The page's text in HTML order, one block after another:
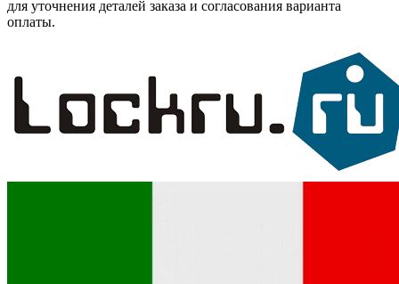
для уточнения деталей заказа и согласования варианта
оплаты.